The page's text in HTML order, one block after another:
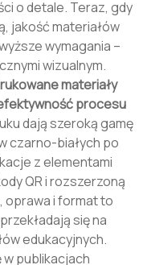
o detale. Teraz, gdy
jakość materiałów
wymagania –
wizualnym.
materiały
procesu
dają szeroką gamę
czarno-białych po
z elementami
QR i rozszerzoną
oprawa i format to
się na
edukacyjnych.
publikacjach